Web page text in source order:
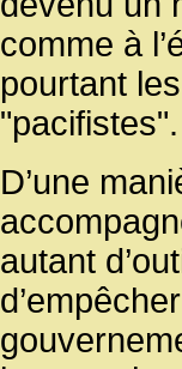
comme à
pourtant
"pacifistes".
D’une
autant